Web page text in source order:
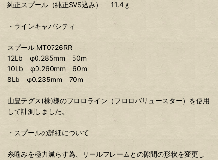
純正スプール（純正SVS込み） 11.4ｇ
・ラインキャパシティ
スプール MT0726RR
12Lb φ0.285mm 50m
10Lb φ0.260mm 60m
8Lb φ0.235mm 70m
山豊テグス(株)様のフロロライン（フロロバリュースター）を使用
して計測しました。
・スプールの詳細について
糸噛みを極力減らす為、リールフレームとの隙間の形状を変更し